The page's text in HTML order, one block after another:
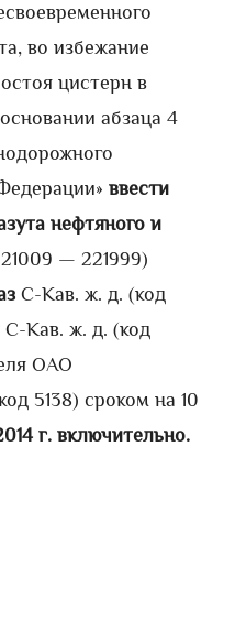
во избежание
цистерн в
абзаца 4
ввести
нефтяного и
— 221999)
С-Кав. ж. д. (код
С-Кав. ж. д. (код
ОАО
5138) сроком на 10
г. включительно.